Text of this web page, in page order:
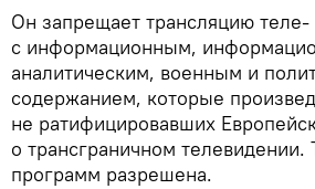
Он запрещает трансляцию
с информационным,
аналитическим, военным и
содержанием, которые
не ратифицировавших
о трансграничном телевидении.
программ разрешена.